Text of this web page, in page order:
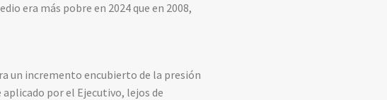
era más pobre en 2024 que en 2008,
un incremento encubierto de la presión
por el Ejecutivo, lejos de